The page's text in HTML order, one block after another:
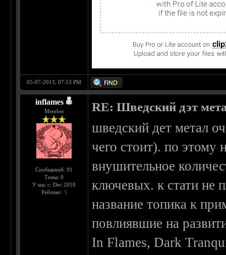
05-07-2013, 07:53 PM
inflames
Member
Сообщений: 91
Темы: 0
У нас с: Dec 2010
Рейтинг: 5
RE: Шведский дэт
шведский дет метал
чего стоит). по этому
внушительное
ключевых. к стати не
название топика к
повлиявшие на
In Flames, Dark